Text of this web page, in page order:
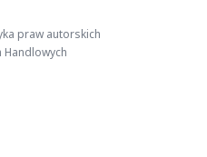
praw autorskich
Handlowych